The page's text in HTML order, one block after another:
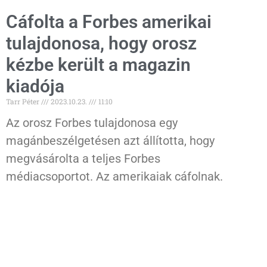
Cáfolta a Forbes amerikai
tulajdonosa, hogy orosz
kézbe került a magazin
kiadója
Tarr Péter 2023.10.23. 11:10
Az orosz Forbes tulajdonosa egy
magánbeszélgetésen azt állította, hogy
megvásárolta a teljes Forbes
médiacsoportot. Az amerikaiak cáfolnak.